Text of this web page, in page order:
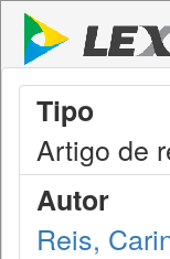
Tipo
Artigo de
Autor
Reis,